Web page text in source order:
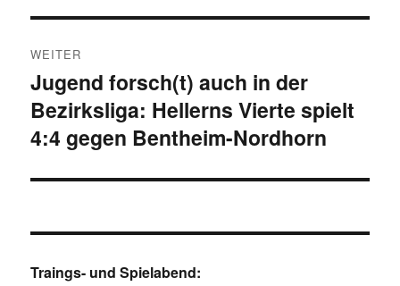
WEITER
Nächster
Beitrag:
Jugend forsch(t) auch in der
Bezirksliga: Hellerns Vierte spielt
4:4 gegen Bentheim-Nordhorn
Traings- und Spielabend: